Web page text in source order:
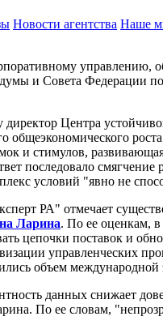
Новости агентства Наше
управлению,
и Совета Федерации
Центра
общеэкономического
и стимулов,
последовало
условий "явно не
РА" отмечает
Ларина. По ее оценкам,
цепочки поставок и
управленческих
объем
данных снижает
По ее словам,